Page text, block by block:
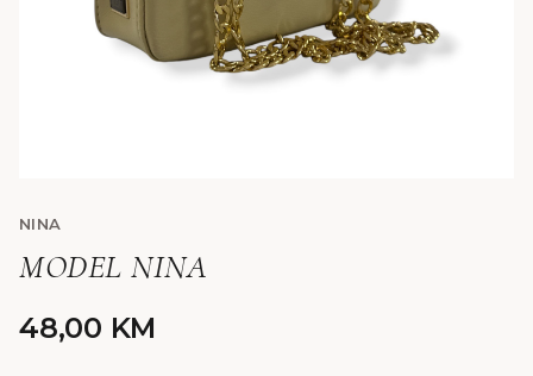
NINA
MODEL NINA
48,00 KM